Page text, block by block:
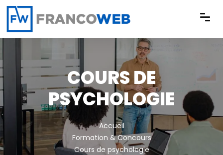
Panneau de gestion des cookies
COURS DE
PSYCHOLOGIE
Accueil
Formation & Concours
Cours de psychologie